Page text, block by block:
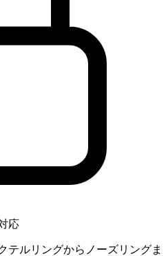
応
テルリングからノーズリングま